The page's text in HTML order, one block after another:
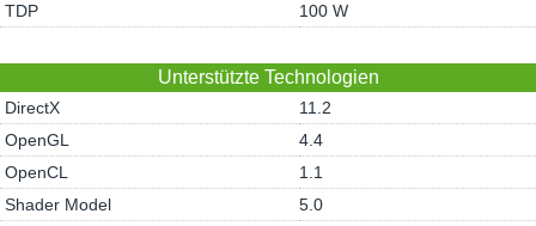
TDP 100 W
Unterstützte Technologien
DirectX
11.2
OpenGL
4.4
OpenCL
1.1
Shader Model
5.0